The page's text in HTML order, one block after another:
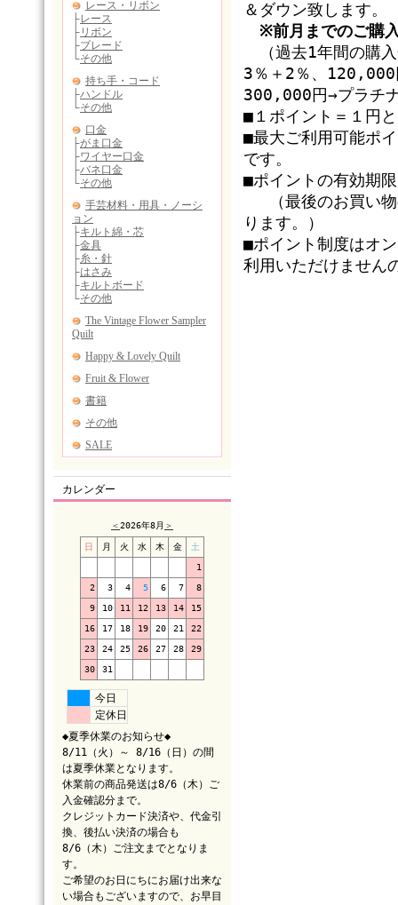
カレンダー
＜2026年8月 ＞
日 月 火 水 木 金 土
1
2 3 4 5 6 7 8
9 10 11 12 13 14 15
16 17 18 19 20 21 22
23 24 25 26 27 28 29
30 31
今日
定休日
◆夏季休業のお知らせ◆
8/11（火）～ 8/16（日）の間
は夏季休業となります。
休業前の商品発送は8/6（木）ご
入金確認分まで。
クレジットカード決済や、代金引
換、後払い決済の場合も
8/6（木）ご注文までとなりま
す。
ご希望のお日にちにお届け出来な
い場合もございますので、お早目
＆ダウン致します。
※前月までのご購
（過去1年間の購
3％＋2％、120,000
300,000円→プラチ
■１ポイント＝１円
■最大ご利用可能ポ
です。
■ポイントの有効期
（最後のお買い物
ります。）
■ポイント制度はオ
利用いただけません